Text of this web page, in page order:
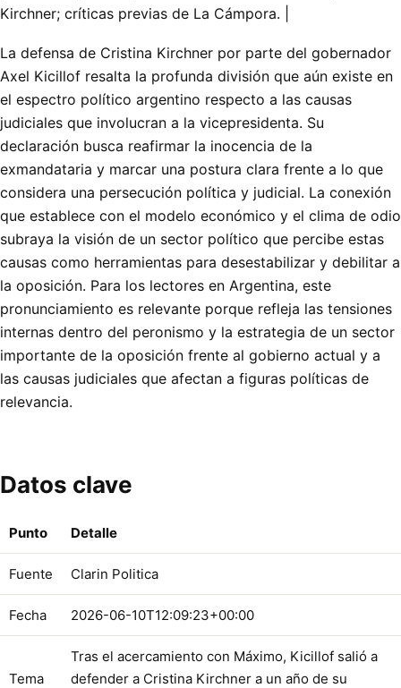
Kirchner; críticas previas de La Cámpora. |
La defensa de Cristina Kirchner por parte del gobernador
Axel Kicillof resalta la profunda división que aún existe en
el espectro político argentino respecto a las causas
judiciales que involucran a la vicepresidenta. Su
declaración busca reafirmar la inocencia de la
exmandataria y marcar una postura clara frente a lo que
considera una persecución política y judicial. La conexión
que establece con el modelo económico y el clima de odio
subraya la visión de un sector político que percibe estas
causas como herramientas para desestabilizar y debilitar a
la oposición. Para los lectores en Argentina, este
pronunciamiento es relevante porque refleja las tensiones
internas dentro del peronismo y la estrategia de un sector
importante de la oposición frente al gobierno actual y a
las causas judiciales que afectan a figuras políticas de
relevancia.
Datos clave
Punto Detalle
Fuente Clarin Politica
Fecha 2026-06-10T12:09:23+00:00
Tema
Tras el acercamiento con Máximo, Kicillof salió a
defender a Cristina Kirchner a un año de su